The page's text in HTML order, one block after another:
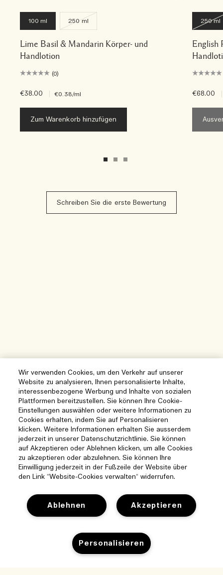
100 ml 250 ml
Lime Basil & Mandarin Körper- und
Handlotion
(0)
€38.00 €0.38/ml
Zum Warenkorb hinzufügen
250 ml
English
€68.00
Schreiben Sie die erste Bewertung
Cookies der Webseite verwalten
Wir verwenden Cookies, um den Verkehr auf unserer
Website zu analysieren, Ihnen personalisierte Inhalte,
interessenbezogene Werbung und Inhalte von sozialen
Plattformen bereitzustellen. Sie können Ihre Cookie-
Einstellungen auswählen oder weitere Informationen zu
Cookies erhalten, indem Sie auf Personalisieren
klicken. Weitere Informationen erhalten Sie ausserdem
jederzeit in unserer Datenschutzrichtlinie. Sie können
auf Akzeptieren oder Ablehnen klicken, um alle Cookies
zu akzeptieren oder abzulehnen. Sie können Ihre
Einwilligung jederzeit in der Fußzeile der Website über
den Link “Website-Cookies verwalten“ widerrufen.
Akzeptieren
Ablehnen
Personalisieren